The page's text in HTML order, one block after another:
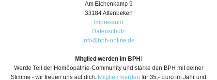
Am Eichenkamp 9
33184 Altenbeken
Impressum
Datenschutz
info@bph-online.de
Mitglied werden im BPH !
Werde Teil der Homöopathie-Community und stärke den BPH mit deiner
Stimme - wir freuen uns auf dich. Mitglied werden für 35,- Euro im Jahr und